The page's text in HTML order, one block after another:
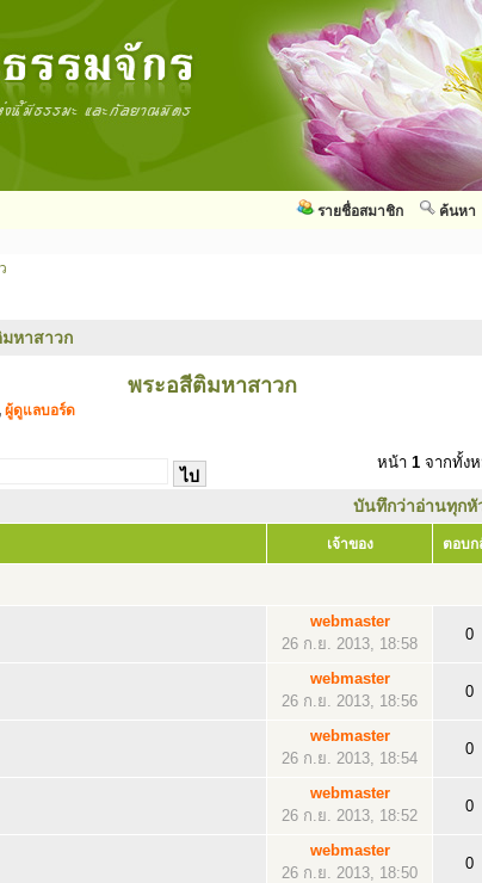
ค้นหา
รายชื่อสมาชิก
หาสาวก
พระอสีติมหาสาวก
ผู้ดูแลบอร์ด
หน้า 1 จากทั้ง
บันทึกว่าอ่านทุกหั
เจ้าของ ตอบก
webmaster
26 ก.ย. 2013, 18:58
0
webmaster
26 ก.ย. 2013, 18:56
0
webmaster
26 ก.ย. 2013, 18:54
0
webmaster
26 ก.ย. 2013, 18:52
0
webmaster
26 ก.ย. 2013, 18:50
0